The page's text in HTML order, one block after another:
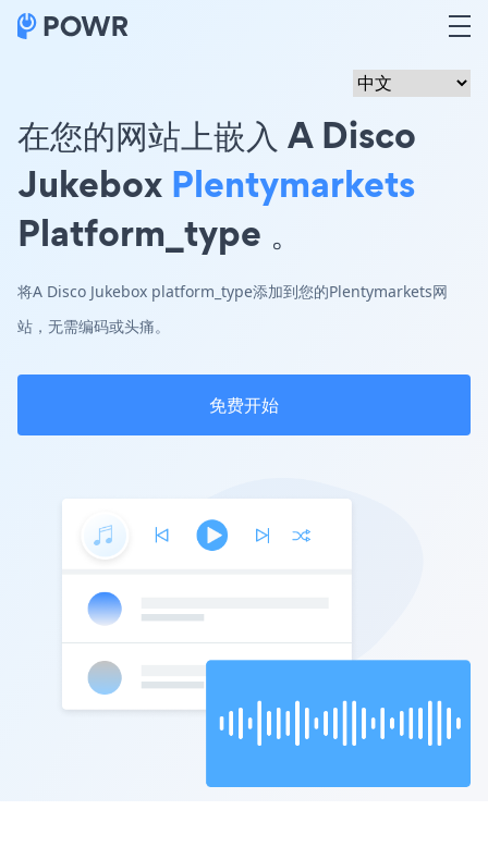
在您的网站上嵌入 A Disco
Jukebox Plentymarkets
Platform_type 。
将A Disco Jukebox platform_type添加到您的Plentymarkets网
站，无需编码或头痛。
免费开始